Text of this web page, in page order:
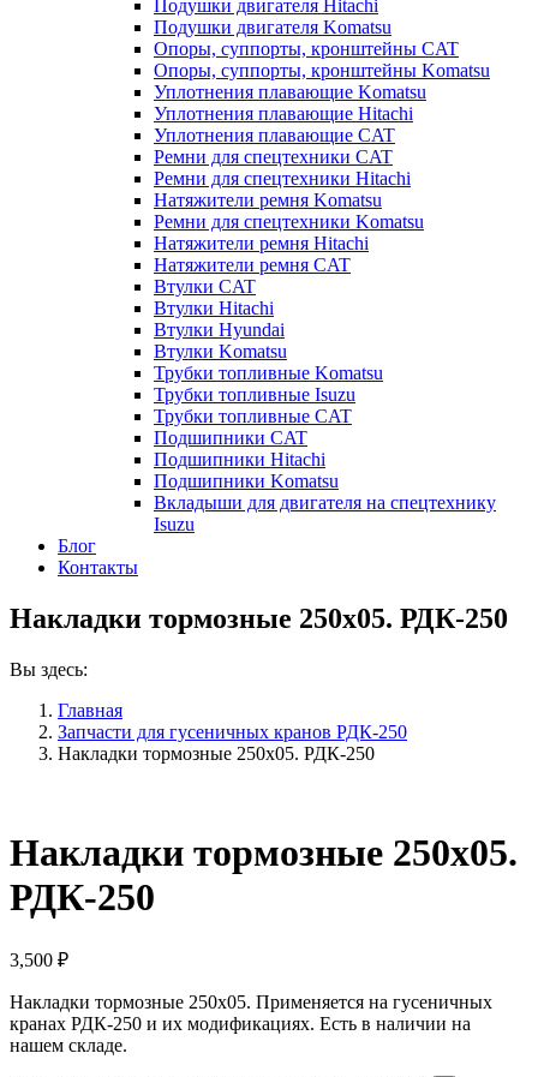
Подушки двигателя Hitachi
Подушки двигателя Komatsu
Опоры, суппорты, кронштейны CAT
Опоры, суппорты, кронштейны Komatsu
Уплотнения плавающие Komatsu
Уплотнения плавающие Hitachi
Уплотнения плавающие CAT
Ремни для спецтехники CAT
Ремни для спецтехники Hitachi
Натяжители ремня Komatsu
Ремни для спецтехники Komatsu
Натяжители ремня Hitachi
Натяжители ремня CAT
Втулки CAT
Втулки Hitachi
Втулки Hyundai
Втулки Komatsu
Трубки топливные Komatsu
Трубки топливные Isuzu
Трубки топливные CAT
Подшипники CAT
Подшипники Hitachi
Подшипники Komatsu
Вкладыши для двигателя на спецтехнику
Isuzu
Блог
Контакты
Накладки тормозные 250х05. РДК-250
Вы здесь:
Главная
Запчасти для гусеничных кранов РДК-250
Накладки тормозные 250х05. РДК-250
Накладки тормозные 250х05.
РДК-250
3,500 ₽
Накладки тормозные 250х05. Применяется на гусеничных
кранах РДК-250 и их модификациях. Есть в наличии на
нашем складе.